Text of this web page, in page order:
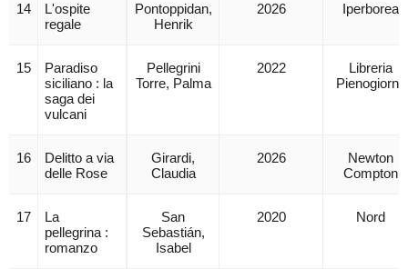
14
L'ospite
regale
Pontoppidan,
Henrik
2026 Iperborea
15
Paradiso
siciliano : la
saga dei
vulcani
Pellegrini
Torre, Palma
2022
Libreria
Pienogiorno
16
Delitto a via
delle Rose
Girardi,
Claudia
2026
Newton
Compton
17
La
pellegrina :
romanzo
San
Sebastián,
Isabel
2020 Nord